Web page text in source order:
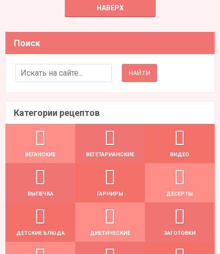
НАВЕРХ
Поиск
Search for:
Категории рецептов
ВЕГАНСКИЕ ВЕГЕТАРИАНСКИЕ ВИДЕО
ВЫПЕЧКА ГАРНИРЫ ДЕСЕРТЫ
ДЕТСКИЕ БЛЮДА ДИЕТИЧЕСКИЕ ЗАГОТОВКИ